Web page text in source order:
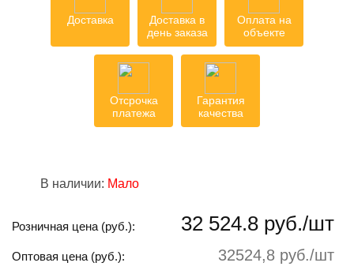
Доставка
Доставка в
день заказа
Оплата на
объекте
Отсрочка
платежа
Гарантия
качества
В наличии: Мало
Розничная цена (руб.): 32 524.8 руб./шт
Оптовая цена (руб.): 32524,8 руб./шт